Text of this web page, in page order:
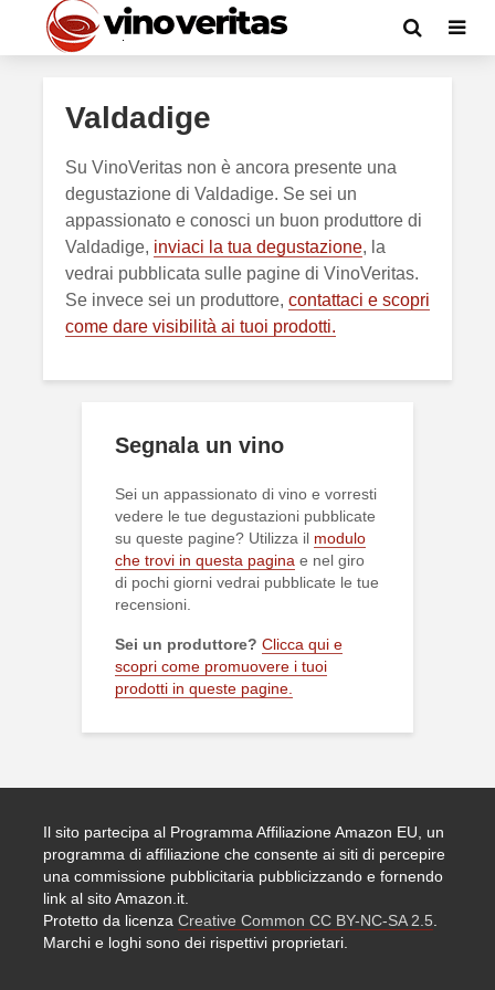
Valdadige
Su VinoVeritas non è ancora presente una
degustazione di Valdadige. Se sei un
appassionato e conosci un buon produttore di
Valdadige, inviaci la tua degustazione, la
vedrai pubblicata sulle pagine di VinoVeritas.
Se invece sei un produttore, contattaci e scopri
come dare visibilità ai tuoi prodotti.
Segnala un vino
Sei un appassionato di vino e vorresti
vedere le tue degustazioni pubblicate
su queste pagine? Utilizza il modulo
che trovi in questa pagina e nel giro
di pochi giorni vedrai pubblicate le tue
recensioni.
Sei un produttore? Clicca qui e
scopri come promuovere i tuoi
prodotti in queste pagine.
Il sito partecipa al Programma Affiliazione Amazon EU, un
programma di affiliazione che consente ai siti di percepire
una commissione pubblicitaria pubblicizzando e fornendo
link al sito Amazon.it.
Protetto da licenza Creative Common CC BY-NC-SA 2.5
Marchi e loghi sono dei rispettivi proprietari.